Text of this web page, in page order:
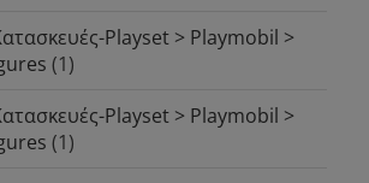
Playset > Playmobil >
(1)
Playset > Playmobil >
(1)